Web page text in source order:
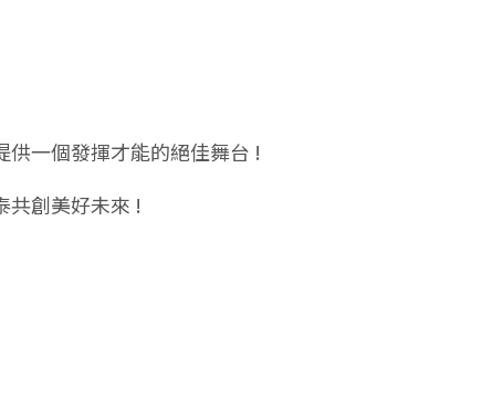
一個發揮才能的絕佳舞台 !
共創美好未來 !